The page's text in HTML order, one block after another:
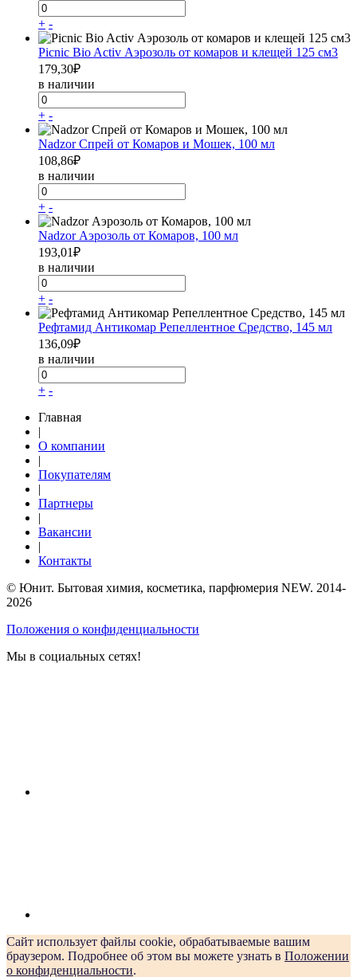
+ -
Picnic Bio Activ Аэрозоль от комаров и клещей 125 см3
179,30₽
в наличии
+ -
Nadzor Спрей от Комаров и Мошек, 100 мл
108,86₽
в наличии
+ -
Nadzor Аэрозоль от Комаров, 100 мл
193,01₽
в наличии
+ -
Рефтамид Антикомар Репеллентное Средство, 145 мл
136,09₽
в наличии
+ -
Главная
|
О компании
|
Покупателям
|
Партнеры
|
Вакансии
|
Контакты
© Юнит. Бытовая химия, косметика, парфюмерия NEW. 2014-
2026
Положения о конфиденциальности
Мы в социальных сетях!
Сайт использует файлы cookie, обрабатываемые вашим
браузером. Подробнее об этом вы можете узнать в Положении
о конфиденциальности.